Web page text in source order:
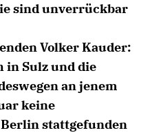
sind unverrückbar
Volker Kauder:
in Sulz und die
an jenem
keine
stattgefunden